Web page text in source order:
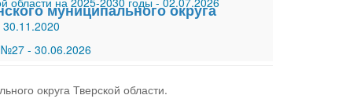
30.11.2020
№27 - 30.06.2026
муниципального округа
округа Тверской области.